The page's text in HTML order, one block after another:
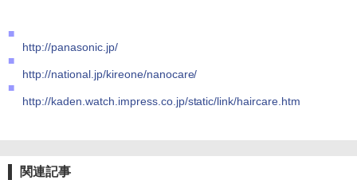
■
http://panasonic.jp/
■
http://national.jp/kireone/nanocare/
■
http://kaden.watch.impress.co.jp/static/link/haircare.htm
関連記事